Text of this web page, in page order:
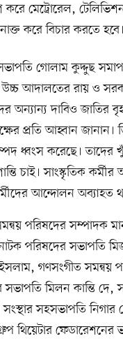
মেট্রোরেল,
করে বিচার করতে হবে।
গোলাম কুদ্দুছ
আদালতের রায় ও
অন্যান্য দাবিও
প্রতি আহ্বান
সম্পদ ধ্বংস করেছে।
চাই। সাংস্কৃতিক
আন্দোলন অব্যাহত
পরিষদের সম্পাদক
পরিষদের সভাপতি
গণসংগীত সমন্বয়
সভাপতি মিলন কান্তি দে,
সংস্থার সহসভাপতি
থিয়েটার ফেডারেশনের